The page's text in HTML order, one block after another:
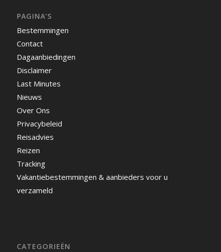
PAGINA’S
Bestemmingen
Contact
Dagaanbiedingen
Disclaimer
Last Minutes
Nieuws
Over Ons
Privacybeleid
Reisadvies
Reizen
Tracking
Vakantiebestemmingen & aanbieders voor u
verzameld
CATEGORIEËN